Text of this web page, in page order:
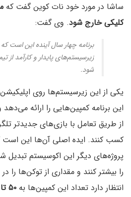
ساشا در مورد خود نات کوین گفت که
کلیکی خارج شود. وی گفت:
برنامه چهار سال آینده این است
زیرسیستم‌های پایدار و کارآمد از
شود.
یکی از این زیرسیستم‌ها روی
این برنامه ‌کمپین‌هایی را ارائه
کسب کنند. ایده اصلی آن‌ها این است
پروژه‌های دیگر این اکوسیستم تبدیل
را بیشتر کنند و مقداری از توکن‌ها را
انتظار دارد تعداد این کمپین‌ها به ۵۰ تا ۱۰۰ عدد در هفته